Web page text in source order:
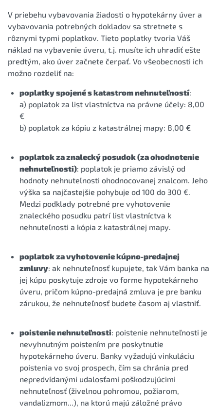
V priebehu vybavovania žiadosti o hypotekárny úver a
vybavovania potrebných dokladov sa stretnete s
rôznymi typmi poplatkov. Tieto poplatky tvoria Váš
náklad na vybavenie úveru, t.j. musíte ich uhradiť ešte
predtým, ako úver začnete čerpať. Vo všeobecnosti ich
možno rozdeliť na:
poplatky spojené s katastrom nehnuteľností:
a) poplatok za list vlastníctva na právne účely: 8,00
€
b) poplatok za kópiu z katastrálnej mapy: 8,00 €
poplatok za znalecký posudok (za ohodnotenie
nehnuteľnosti): poplatok je priamo závislý od
hodnoty nehnuteľnosti ohodnocovanej znalcom. Jeho
výška sa najčastejšie pohybuje od 100 do 300 €.
Medzi podklady potrebné pre vyhotovenie
znaleckého posudku patrí list vlastníctva k
nehnuteľnosti a kópia z katastrálnej mapy.
poplatok za vyhotovenie kúpno-predajnej
zmluvy: ak nehnuteľnosť kupujete, tak Vám banka na
jej kúpu poskytuje zdroje vo forme hypotekárneho
úveru, pričom kúpno-predajná zmluva je pre banku
zárukou, že nehnuteľnosť budete časom aj vlastniť.
poistenie nehnuteľnosti: poistenie nehnuteľnosti je
nevyhnutným poistením pre poskytnutie
hypotekárneho úveru. Banky vyžadujú vinkuláciu
poistenia vo svoj prospech, čím sa chránia pred
nepredvídanými udalosťami poškodzujúcimi
nehnuteľnosť (živelnou pohromou, požiarom,
vandalizmom...), na ktorú majú záložné právo